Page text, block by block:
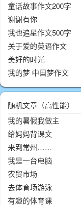
童话故事作文200字
谢谢有你
我也追星作文500字
关于爱的英语作文
美好的时光
我的梦 中国梦作文
随机文章（高性能）
我的暑假我做主
给妈妈背课文
来到常州……
我是一台电脑
农贸市场
去体育场游泳
有趣的体育课